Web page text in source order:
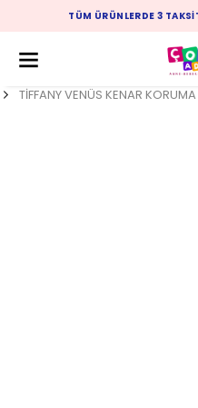
TÜM ÜRÜNLERDE 3 TAKSIT
TİFFANY VENÜS KENAR